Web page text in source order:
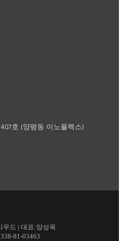
호 (양평동 이노플렉스)
우드 | 대표:양성욱
81-03463